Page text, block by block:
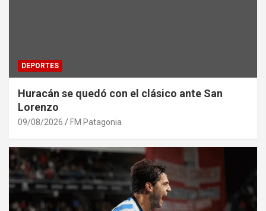
DEPORTES
Huracán se quedó con el clásico ante San
Lorenzo
09/08/2026 FM Patagonia